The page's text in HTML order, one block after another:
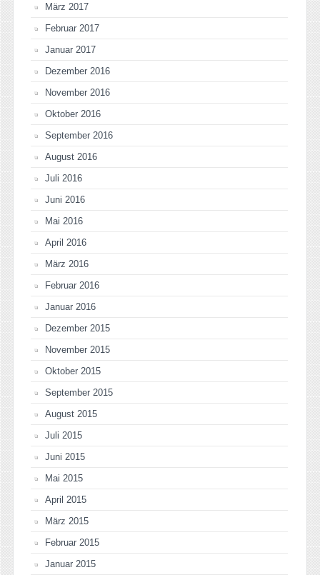
März 2017
Februar 2017
Januar 2017
Dezember 2016
November 2016
Oktober 2016
September 2016
August 2016
Juli 2016
Juni 2016
Mai 2016
April 2016
März 2016
Februar 2016
Januar 2016
Dezember 2015
November 2015
Oktober 2015
September 2015
August 2015
Juli 2015
Juni 2015
Mai 2015
April 2015
März 2015
Februar 2015
Januar 2015